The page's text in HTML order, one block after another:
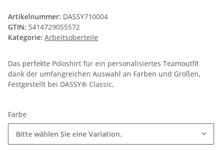
Artikelnummer: DASSY710004
GTIN: 5414729055572
Kategorie: Arbeitsoberteile
Das perfekte Poloshirt für ein personalisiertes Teamoutfit
dank der umfangreichen Auswahl an Farben und Größen,
Festgestellt bei DASSY® Classic,
Farbe
Bitte wählen Sie eine Variation.